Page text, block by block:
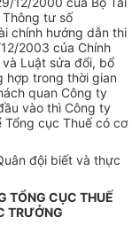
Thông tư số
chính hướng dẫn thi
2003 của Chính
Luật sửa đổi, bổ
hợp trong thời gian
quan Công ty
vào thì Công ty
Tổng cục Thuế có cơ
đội biết và thực
TỔNG CỤC THUẾ
TRƯỞNG